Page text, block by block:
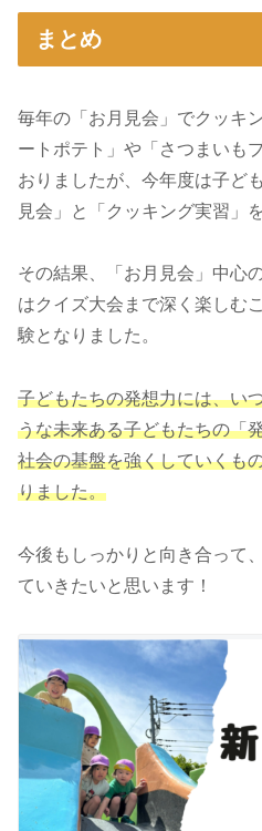
まとめ
毎年の「お月見会」でクッキ
ートポテト」や「さつまいも
おりましたが、今年度は子ど
見会」と「クッキング実習」
その結果、「お月見会」中心
はクイズ大会まで深く楽しむ
験となりました。
子どもたちの発想力には、い
うな未来ある子どもたちの「
社会の基盤を強くしていくも
りました。
今後もしっかりと向き合って
ていきたいと思います！